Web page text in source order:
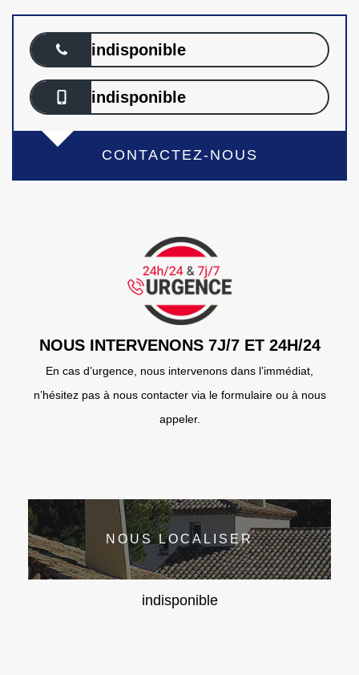
indisponible
indisponible
CONTACTEZ-NOUS
NOUS INTERVENONS 7J/7 ET 24H/24
En cas d’urgence, nous intervenons dans l’immédiat,
n’hésitez pas à nous contacter via le formulaire ou à nous
appeler.
NOUS LOCALISER
indisponible